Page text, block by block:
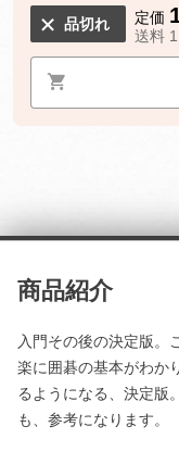
品切れ 定価
送料
商品紹介
入門その後の決定版。
楽に囲碁の基本がわか
るようになる、決定版
も、参考になります。